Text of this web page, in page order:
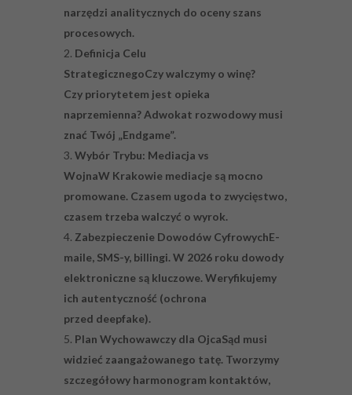
narzędzi analitycznych do oceny szans
procesowych.
Definicja Celu
StrategicznegoCzy walczymy o winę?
Czy priorytetem jest opieka
naprzemienna? Adwokat rozwodowy musi
znać Twój „Endgame”.
Wybór Trybu: Mediacja vs
WojnaW Krakowie mediacje są mocno
promowane. Czasem ugoda to zwycięstwo,
czasem trzeba walczyć o wyrok.
Zabezpieczenie Dowodów CyfrowychE-
maile, SMS-y, billingi. W 2026 roku dowody
elektroniczne są kluczowe. Weryfikujemy
ich autentyczność (ochrona
przed deepfake).
Plan Wychowawczy dla OjcaSąd musi
widzieć zaangażowanego tatę. Tworzymy
szczegółowy harmonogram kontaktów,